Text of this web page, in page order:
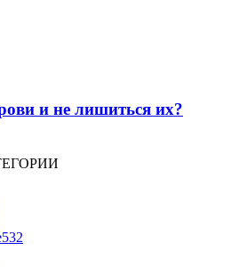
и не лишиться их?
532